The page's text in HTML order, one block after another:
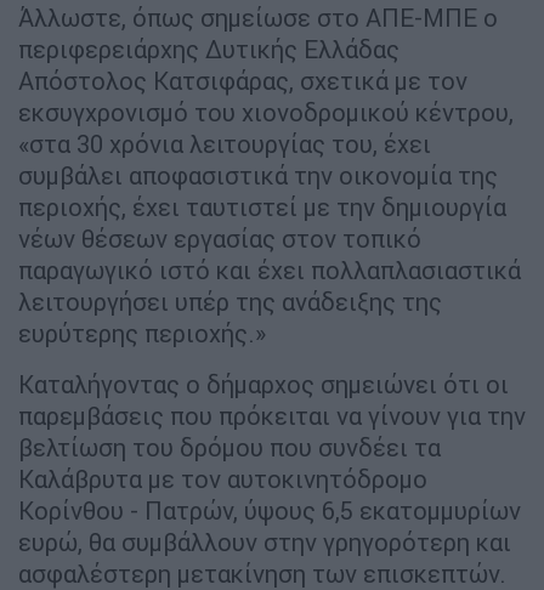
Άλλωστε, όπως σημείωσε στο ΑΠΕ-ΜΠΕ ο
περιφερειάρχης Δυτικής Ελλάδας
Απόστολος Κατσιφάρας, σχετικά με τον
εκσυγχρονισμό του χιονοδρομικού κέντρου,
«στα 30 χρόνια λειτουργίας του, έχει
συμβάλει αποφασιστικά την οικονομία της
περιοχής, έχει ταυτιστεί με την δημιουργία
νέων θέσεων εργασίας στον τοπικό
παραγωγικό ιστό και έχει πολλαπλασιαστικά
λειτουργήσει υπέρ της ανάδειξης της
ευρύτερης περιοχής.»
Καταλήγοντας ο δήμαρχος σημειώνει ότι οι
παρεμβάσεις που πρόκειται να γίνουν για την
βελτίωση του δρόμου που συνδέει τα
Καλάβρυτα με τον αυτοκινητόδρομο
Κορίνθου - Πατρών, ύψους 6,5 εκατομμυρίων
ευρώ, θα συμβάλλουν στην γρηγορότερη και
ασφαλέστερη μετακίνηση των επισκεπτών.